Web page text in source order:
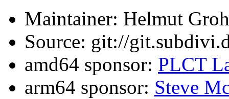
Maintainer: Helmut
Source: git://
amd64 sponsor: PLCT
arm64 sponsor: Steve